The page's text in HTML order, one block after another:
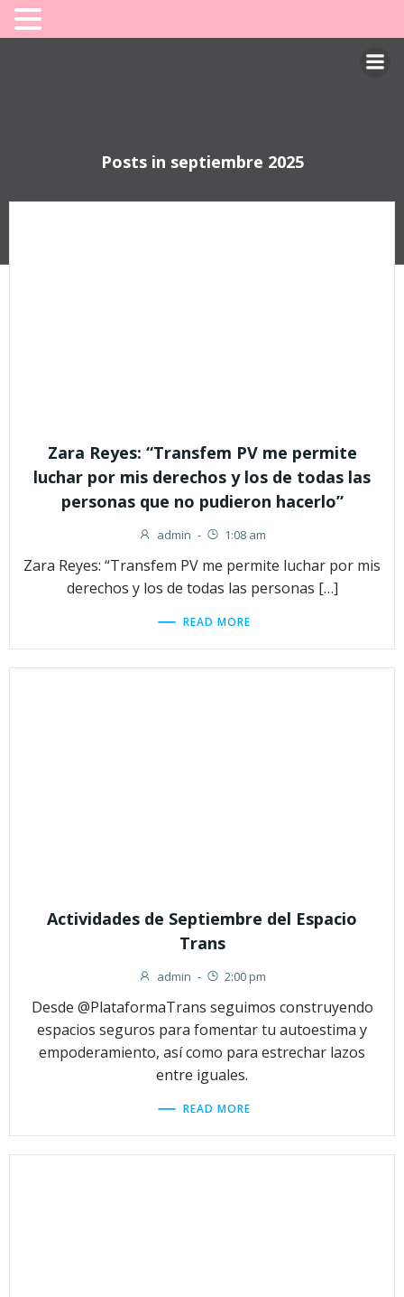
Posts in septiembre 2025
Zara Reyes: “Transfem PV me permite
luchar por mis derechos y los de todas las
personas que no pudieron hacerlo”
admin - 1:08 am
Zara Reyes: “Transfem PV me permite luchar por mis
derechos y los de todas las personas […]
READ MORE
Actividades de Septiembre del Espacio
Trans
admin - 2:00 pm
Desde @PlataformaTrans seguimos construyendo
espacios seguros para fomentar tu autoestima y
empoderamiento, así como para estrechar lazos
entre iguales.
READ MORE